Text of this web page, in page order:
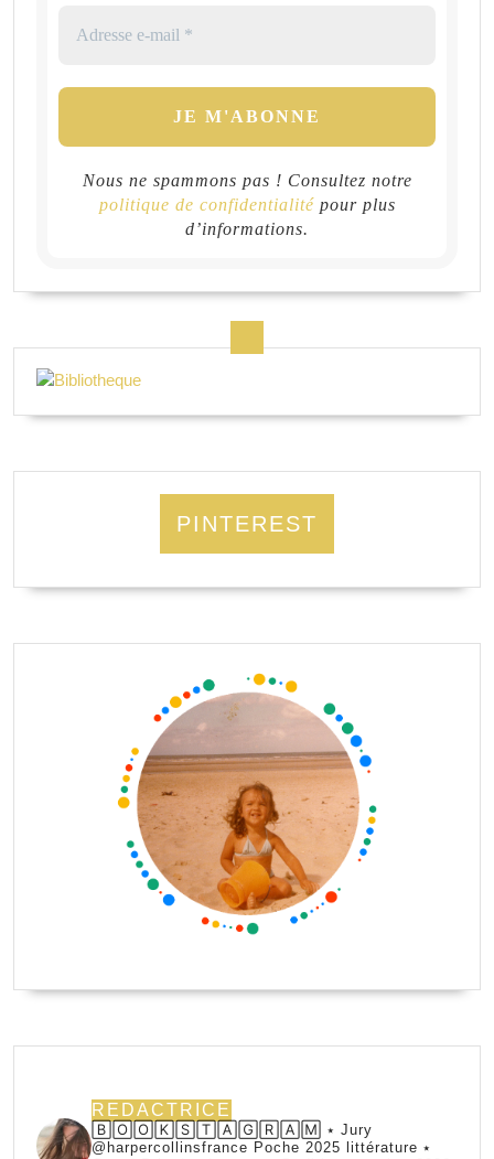
Nous ne spammons pas ! Consultez notre
politique de confidentialitépour plus
d’informations.
PINTEREST
REDACTRICE
🄱🄾🄾🄺🅂🅃🄰🄶🅁🄰🄼 ⭑ Jury
@harpercollinsfrance Poche 2025 littérature ⭑